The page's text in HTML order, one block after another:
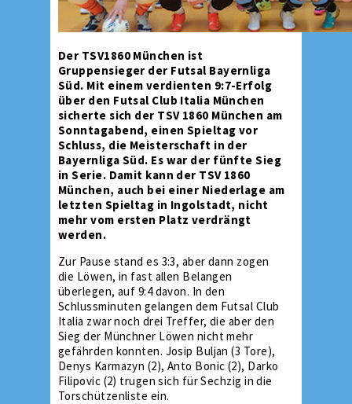
Der TSV1860 München ist
Gruppensieger der Futsal Bayernliga
Süd. Mit einem verdienten 9:7-Erfolg
über den Futsal Club Italia München
sicherte sich der TSV 1860 München am
Sonntagabend, einen Spieltag vor
Schluss, die Meisterschaft in der
Bayernliga Süd. Es war der fünfte Sieg
in Serie. Damit kann der TSV 1860
München, auch bei einer Niederlage am
letzten Spieltag in Ingolstadt, nicht
mehr vom ersten Platz verdrängt
werden.
Zur Pause stand es 3:3, aber dann zogen
die Löwen, in fast allen Belangen
überlegen, auf 9:4 davon. In den
Schlussminuten gelangen dem Futsal Club
Italia zwar noch drei Treffer, die aber den
Sieg der Münchner Löwen nicht mehr
gefährden konnten. Josip Buljan (3 Tore),
Denys Karmazyn (2), Anto Bonic (2), Darko
Filipovic (2) trugen sich für Sechzig in die
Torschützenliste ein.